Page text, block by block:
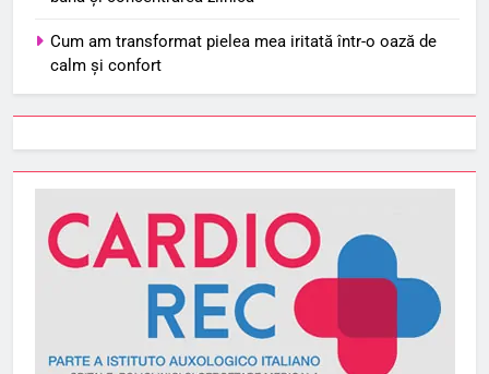
Cum am transformat pielea mea iritată într-o oază de
calm și confort